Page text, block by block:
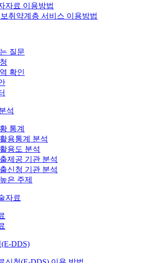
자료 이용방법
취약계층 서비스 이용방법
질문
확인
석
통계
용통계 분석
용도 분석
제공 기관 분석
신청 기관 분석
은 주제
자료
DDS)